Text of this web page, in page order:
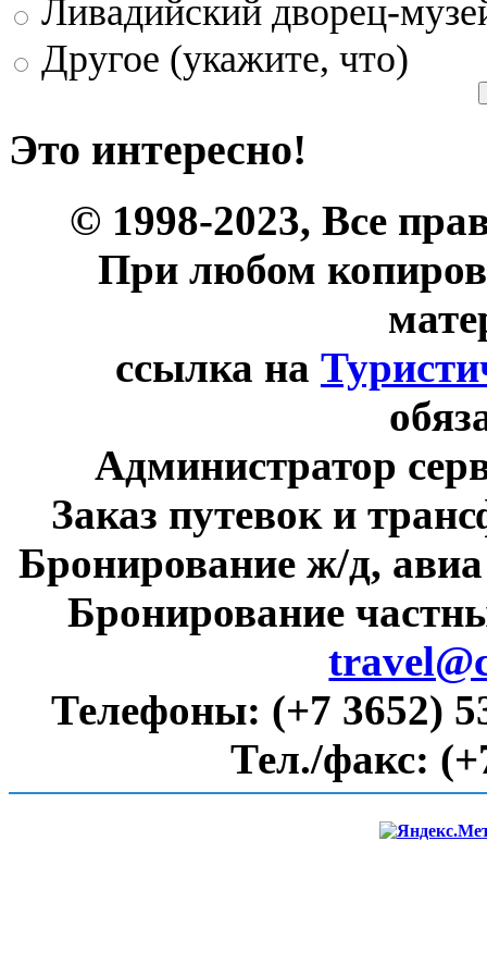
Ливадийский дворец-
Другое (укажите, что)
Это интересно!
© 1998-2023, Все
При любом
ссылка на
Администратор
Заказ путевок и
Бронирование ж/д,
Бронирование
Телефоны: (+7 3652)
Тел./факс: